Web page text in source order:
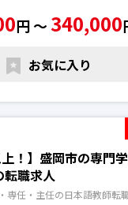
円 〜 340,000
お気に入り
！】盛岡市の専門
転職求人
専任・主任の日本語教師転